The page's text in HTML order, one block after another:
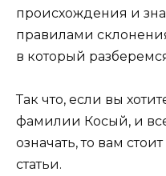
происхождения и
правилами
в который
Так что, если вы
фамилии Косый, и
означать, то вам
статьи.